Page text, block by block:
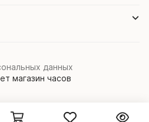
магазин часов
данных